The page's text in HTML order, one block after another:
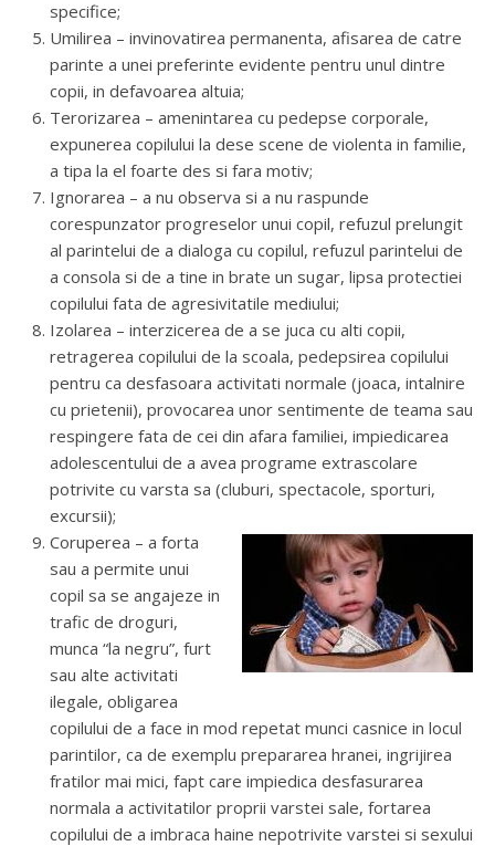
specifice;
Umilirea – invinovatirea permanenta, afisarea de catre
parinte a unei preferinte evidente pentru unul dintre
copii, in defavoarea altuia;
Terorizarea – amenintarea cu pedepse corporale,
expunerea copilului la dese scene de violenta in familie,
a tipa la el foarte des si fara motiv;
Ignorarea – a nu observa si a nu raspunde
corespunzator progreselor unui copil, refuzul prelungit
al parintelui de a dialoga cu copilul, refuzul parintelui de
a consola si de a tine in brate un sugar, lipsa protectiei
copilului fata de agresivitatile mediului;
Izolarea – interzicerea de a se juca cu alti copii,
retragerea copilului de la scoala, pedepsirea copilului
pentru ca desfasoara activitati normale (joaca, intalnire
cu prietenii), provocarea unor sentimente de teama sau
respingere fata de cei din afara familiei, impiedicarea
adolescentului de a avea programe extrascolare
potrivite cu varsta sa (cluburi, spectacole, sporturi,
excursii);
Coruperea – a forta
sau a permite unui
copil sa se angajeze in
trafic de droguri,
munca “la negru”, furt
sau alte activitati
ilegale, obligarea
copilului de a face in mod repetat munci casnice in locul
parintilor, ca de exemplu prepararea hranei, ingrijirea
fratilor mai mici, fapt care impiedica desfasurarea
normala a activitatilor proprii varstei sale, fortarea
copilului de a imbraca haine nepotrivite varstei si sexului